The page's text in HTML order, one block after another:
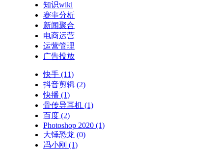
知识wiki
赛事分析
新闻聚合
电商运营
运营管理
广告投放
快手 (11)
抖音剪辑 (2)
快播 (1)
骨传导耳机 (1)
百度 (2)
Photoshop 2020 (1)
大锤恐龙 (0)
冯小刚 (1)